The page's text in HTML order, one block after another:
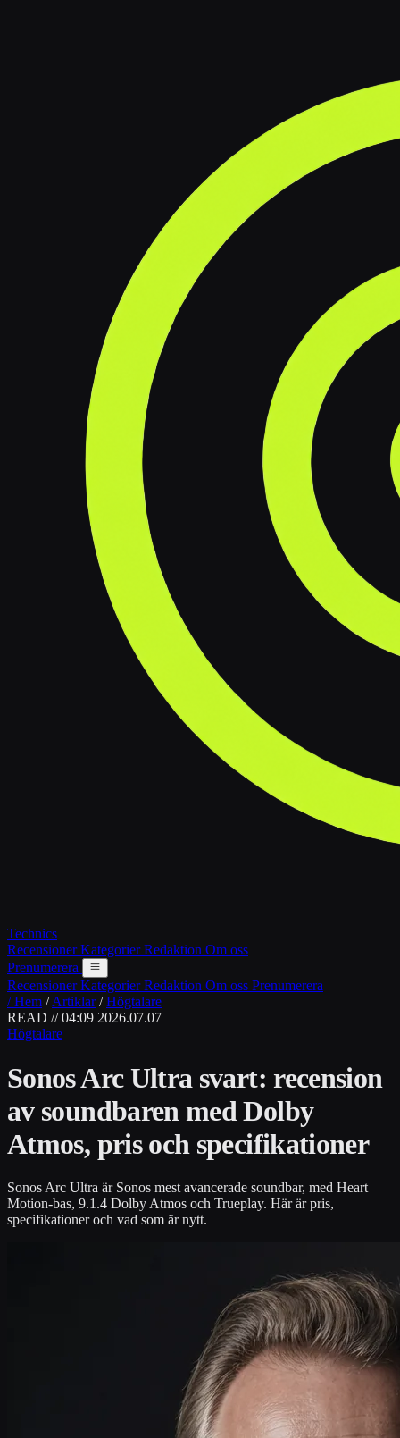
Technics
RecensionerKategorierRedaktion Om oss
Prenumerera
RecensionerKategorierRedaktion Om oss Prenumerera
/ Hem / Artiklar / Högtalare
READ // 04:09 2026.07.07
Högtalare
Sonos Arc Ultra svart: recension
av soundbaren med Dolby
Atmos, pris och specifikationer
Sonos Arc Ultra är Sonos mest avancerade soundbar, med Heart
Motion-bas, 9.1.4 Dolby Atmos och Trueplay. Här är pris,
specifikationer och vad som är nytt.